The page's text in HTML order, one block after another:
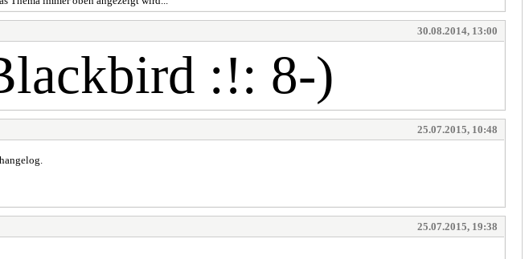
30.08.2014, 13:00
:!: 8-)
25.07.2015, 10:48
25.07.2015, 19:38